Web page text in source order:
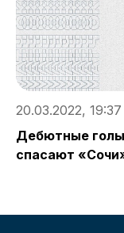
20.03.2022, 19:37
Дебютные
спасают